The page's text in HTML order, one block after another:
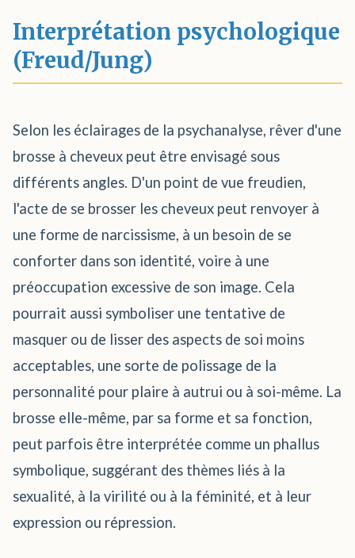
Interprétation psychologique
(Freud/Jung)
Selon les éclairages de la psychanalyse, rêver d'une
brosse à cheveux peut être envisagé sous
différents angles. D'un point de vue freudien,
l'acte de se brosser les cheveux peut renvoyer à
une forme de narcissisme, à un besoin de se
conforter dans son identité, voire à une
préoccupation excessive de son image. Cela
pourrait aussi symboliser une tentative de
masquer ou de lisser des aspects de soi moins
acceptables, une sorte de polissage de la
personnalité pour plaire à autrui ou à soi-même. La
brosse elle-même, par sa forme et sa fonction,
peut parfois être interprétée comme un phallus
symbolique, suggérant des thèmes liés à la
sexualité, à la virilité ou à la féminité, et à leur
expression ou répression.